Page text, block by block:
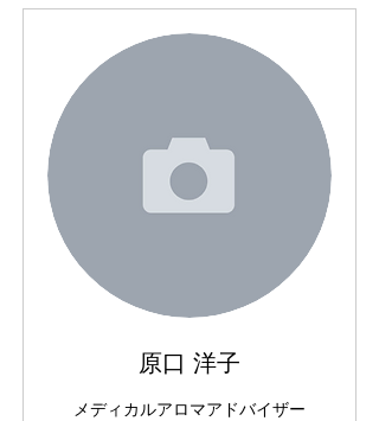
原口 洋子
メディカルアロマアドバイザー